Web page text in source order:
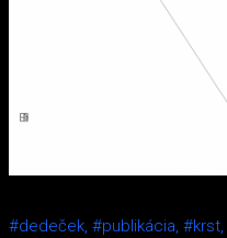
#dedeček, #publikácia, #krst,